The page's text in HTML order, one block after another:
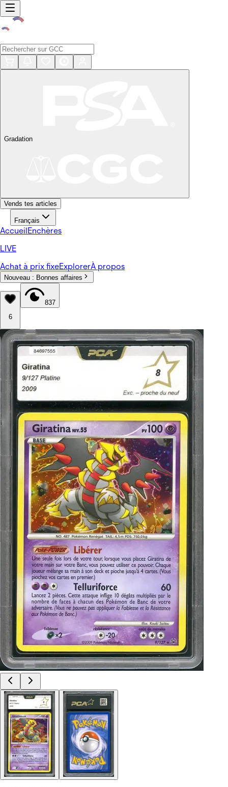
Gradation
Vends tes articles
Français
AccueilEnchères
LIVE
Achat à prix fixeExplorerÀ propos
Nouveau : Bonnes affaires
6
837